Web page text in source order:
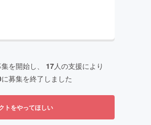
を開始し、 17人の支援により
に募集を終了しました
トをやってほしい